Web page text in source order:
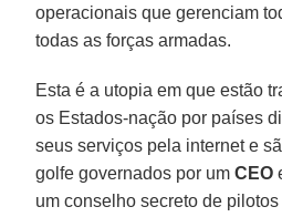
operacionais que gerenciam
todas as forças armadas.
Esta é a utopia em que estão
os Estados-nação por países
seus serviços pela internet e
golfe governados por umCEO
um conselho secreto de